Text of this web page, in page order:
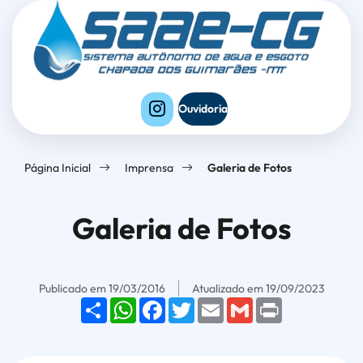
Seção
de
atalhos
de
para
conteúdo
Ir
Seção
do
menu
principal
Ouvidoria
Página Inicial Imprensa Galeria de Fotos
Galeria de Fotos
Publicado em19/03/2016 Atualizado em19/09/2023
ShareWhatsApp
Facebook
TwitterEmailGmail